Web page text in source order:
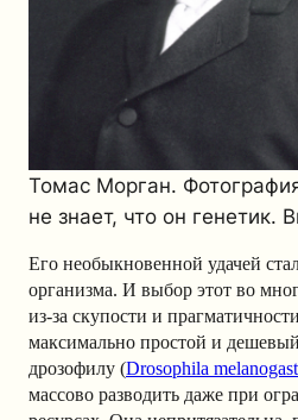
Томас Морган.
не знает, что он генетик.
Его необыкновенной удачей
организма. И выбор этот во
из-за скупости и
максимально простой и
дрозофилу (Drosophila
массово разводить даже при